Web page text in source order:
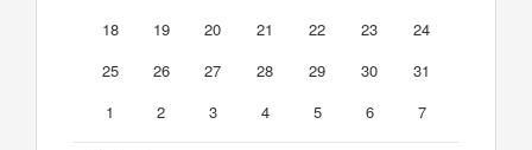
18
19 20 21 22 23
24
25
26 27 28 29 30
31
1
2 3 4 5 6 7